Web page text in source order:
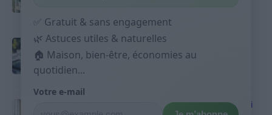
Budget mensuel : méthode rapide pour
répartir son salaire dès le jour de paie
9 avril 2026
Sport 10 minutes par jour est-ce utile et quoi
✅ Gratuit & sans engagement
🌿 Astuces utiles & naturelles
🏠 Maison, bien-être, économies au
quotidien...
Votre e-mail